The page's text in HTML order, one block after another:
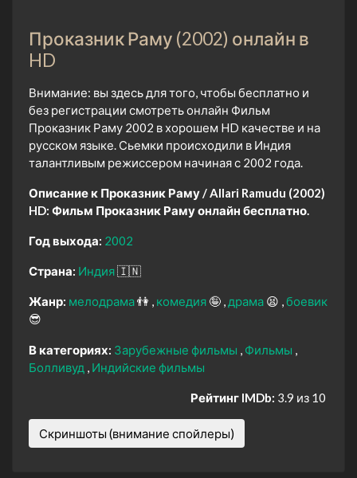
Проказник Раму (2002) онлайн в
HD
Внимание: вы здесь для того, чтобы бесплатно и
без регистрации смотреть онлайн Фильм
Проказник Раму 2002 в хорошем HD качестве и на
русском языке. Сьемки происходили в Индия
талантливым режиссером начиная с 2002 года.
Описание к Проказник Раму / Allari Ramudu (2002)
HD: Фильм Проказник Раму онлайн бесплатно.
Год выхода: 2002
Страна: Индия🇮🇳
Жанр: мелодрама👫 комедия 🤪 драма 😫 боевик
😎
В категориях: Зарубежные фильмы
Фильмы
Болливуд
Индийские фильмы
Рейтинг IMDb: 3.9 из 10
Скриншоты (внимание спойлеры)